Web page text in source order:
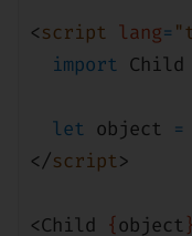
<script lang=
import Child
let object =
</script>
<Child {object}